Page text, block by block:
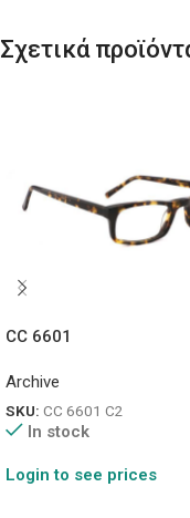
Σχετικά
CC 6601
Archive
SKU: CC 6601 C2
In stock
Login to see prices